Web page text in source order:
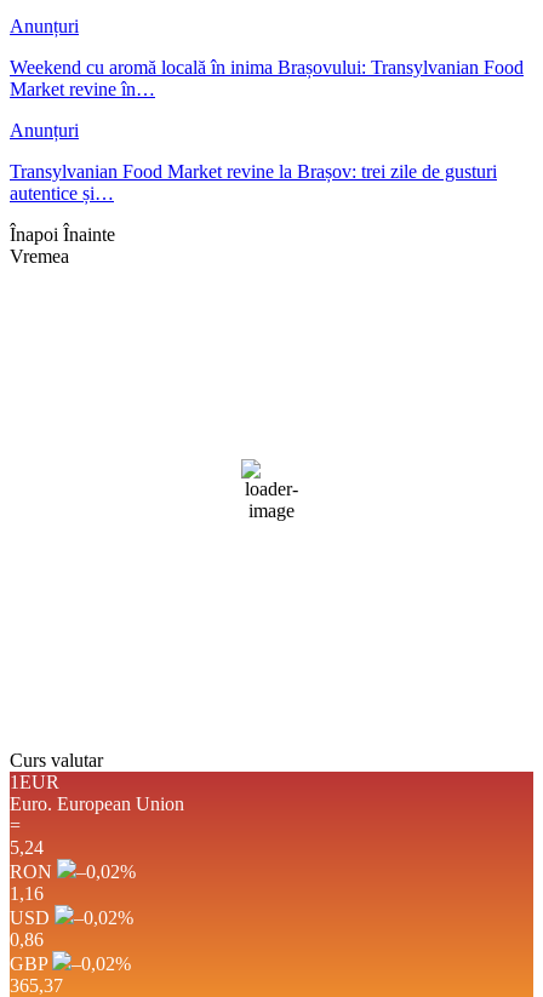
Anunțuri
Weekend cu aromă locală în inima Brașovului: Transylvanian Food
Market revine în…
Anunțuri
Transylvanian Food Market revine la Brașov: trei zile de gusturi
autentice și…
Înapoi Înainte
Vremea
48 %
1017 mb
8 mph
Rafală vânturi:
Curs valutar
1EUR
Euro. European Union
=
5,24
RON
–0,02%
1,16
USD
–0,02%
0,86
GBP
–0,02%
365,37